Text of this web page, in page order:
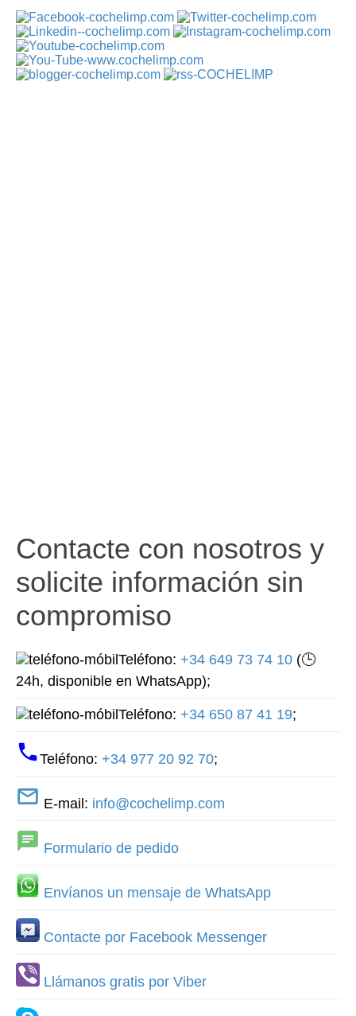
Contacte con nosotros y
solicite información sin
compromiso
Teléfono: +34 649 73 74 10 (🕒
24h, disponible en WhatsApp);
Teléfono: +34 650 87 41 19;
Teléfono: +34 977 20 92 70;
E-mail: info@cochelimp.com
Formulario de pedido
Envíanos un mensaje de WhatsApp
Contacte por Facebook Messenger
Llámanos gratis por Viber